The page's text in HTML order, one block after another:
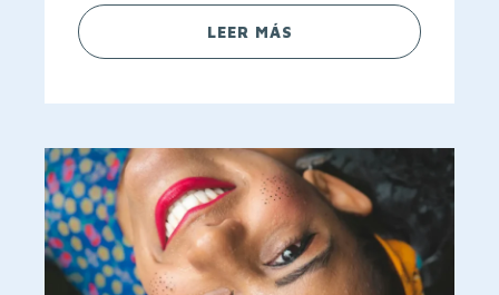
LEER MÁS